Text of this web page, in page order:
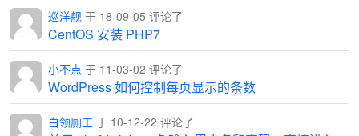
巡洋舰 于 18-09-05 评论了
CentOS 安装 PHP7
小不点 于 11-03-02 评论了
WordPress 如何控制每页显示的条数
白领厕工 于 10-12-22 评论了